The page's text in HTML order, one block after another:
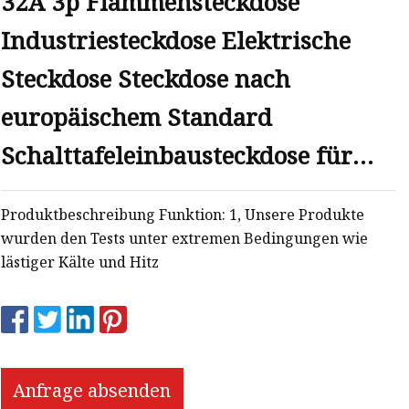
Industriesteckdose Elektrische
Steckdose Steckdose nach
europäischem Standard
Schalttafeleinbausteckdose für
Gehäuse
Produktbeschreibung Funktion: 1, Unsere Produkte
wurden den Tests unter extremen Bedingungen wie
lästiger Kälte und Hitz
Anfrage absenden